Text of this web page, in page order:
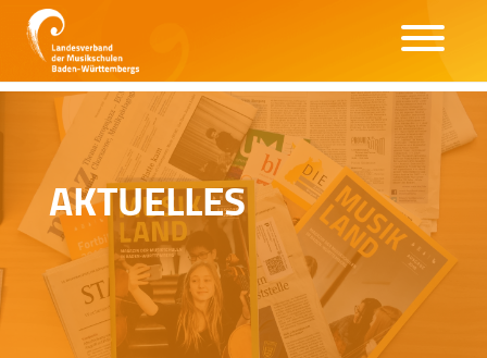
AKTUELLES